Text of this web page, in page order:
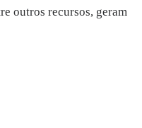
outros recursos, geram